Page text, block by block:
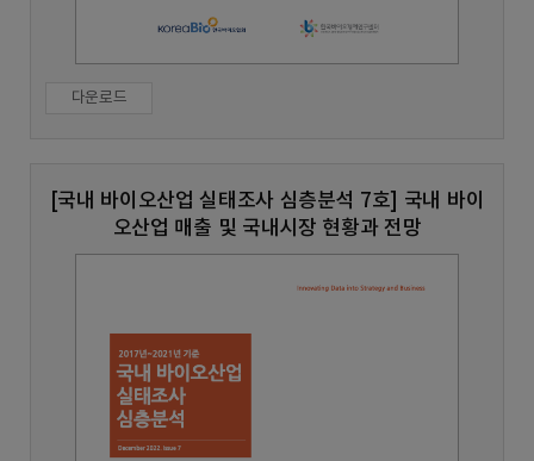
다운로드
[국내 바이오산업 실태조사 심층분석 7호] 국내 바이
오산업 매출 및 국내시장 현황과 전망